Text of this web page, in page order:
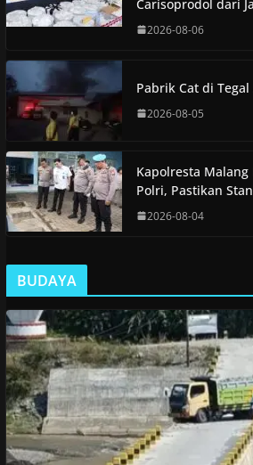
Carisoprodol dari
2026-08-06
Pabrik Cat di
2026-08-05
Kapolresta Malang
Polri, Pastikan
2026-08-04
BUDAYA